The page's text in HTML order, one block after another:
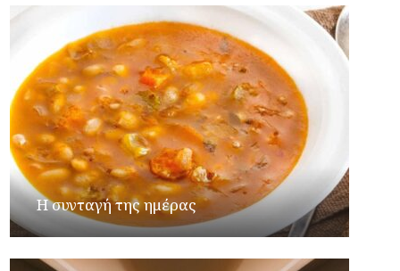
Η συνταγή της ημέρας